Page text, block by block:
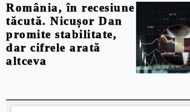
România, în recesiune
tăcută. Nicușor Dan
promite stabilitate,
dar cifrele arată
altceva